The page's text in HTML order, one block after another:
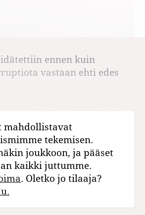
ennen kuin
vastaan ehti edes
mahdollistavat
tekemisen.
joukkoon, ja pääset
kaikki juttumme.
. Oletko jo tilaaja?